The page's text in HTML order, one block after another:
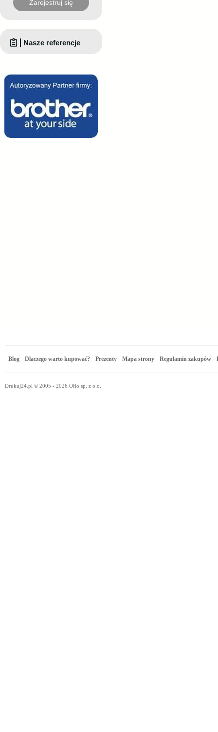
Zarejestruj się
Nasze referencje
Blog Dlaczego warto kupować? Prezenty Mapa strony Regulamin zakupów
Drukuj24.pl © 2005 - 2026 Oflo sp. z o.o.